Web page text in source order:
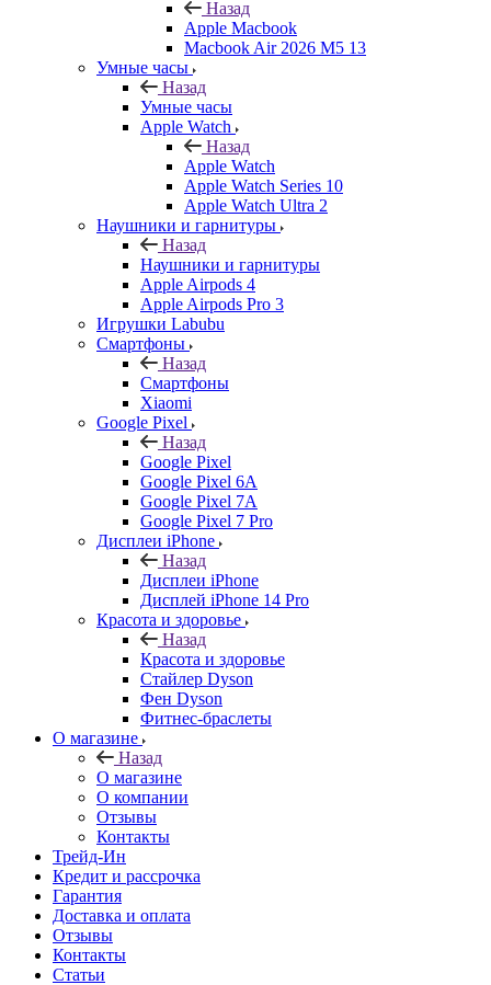
Назад
Apple Macbook
Macbook Air 2026 M5 13
Умные часы
Назад
Умные часы
Apple Watch
Назад
Apple Watch
Apple Watch Series 10
Apple Watch Ultra 2
Наушники и гарнитуры
Назад
Наушники и гарнитуры
Apple Airpods 4
Apple Airpods Pro 3
Игрушки Labubu
Смартфоны
Назад
Смартфоны
Xiaomi
Google Pixel
Назад
Google Pixel
Google Pixel 6A
Google Pixel 7А
Google Pixel 7 Pro
Дисплеи iPhone
Назад
Дисплеи iPhone
Дисплей iPhone 14 Pro
Красота и здоровье
Назад
Красота и здоровье
Стайлер Dyson
Фен Dyson
Фитнес-браслеты
О магазине
Назад
О магазине
О компании
Отзывы
Контакты
Трейд-Ин
Кредит и рассрочка
Гарантия
Доставка и оплата
Отзывы
Контакты
Статьи